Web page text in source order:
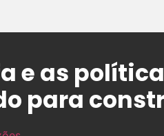
e as
para